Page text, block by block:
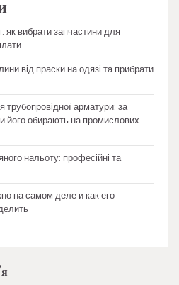
як вибрати запчастини для
від праски на одязі та прибрати
арматури: за
його обирають на промислових
нальоту: професійні та
на самом деле и как его